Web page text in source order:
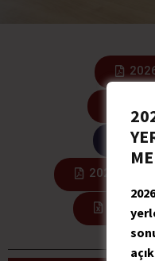
2026 Harç
2026
ME